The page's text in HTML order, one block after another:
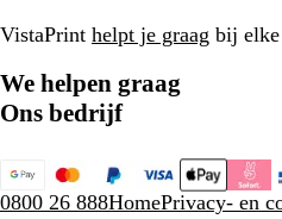
VistaPrint helpt je graag bij elke
We helpen graag
Ons bedrijf
0800 26 888HomePrivacy- en